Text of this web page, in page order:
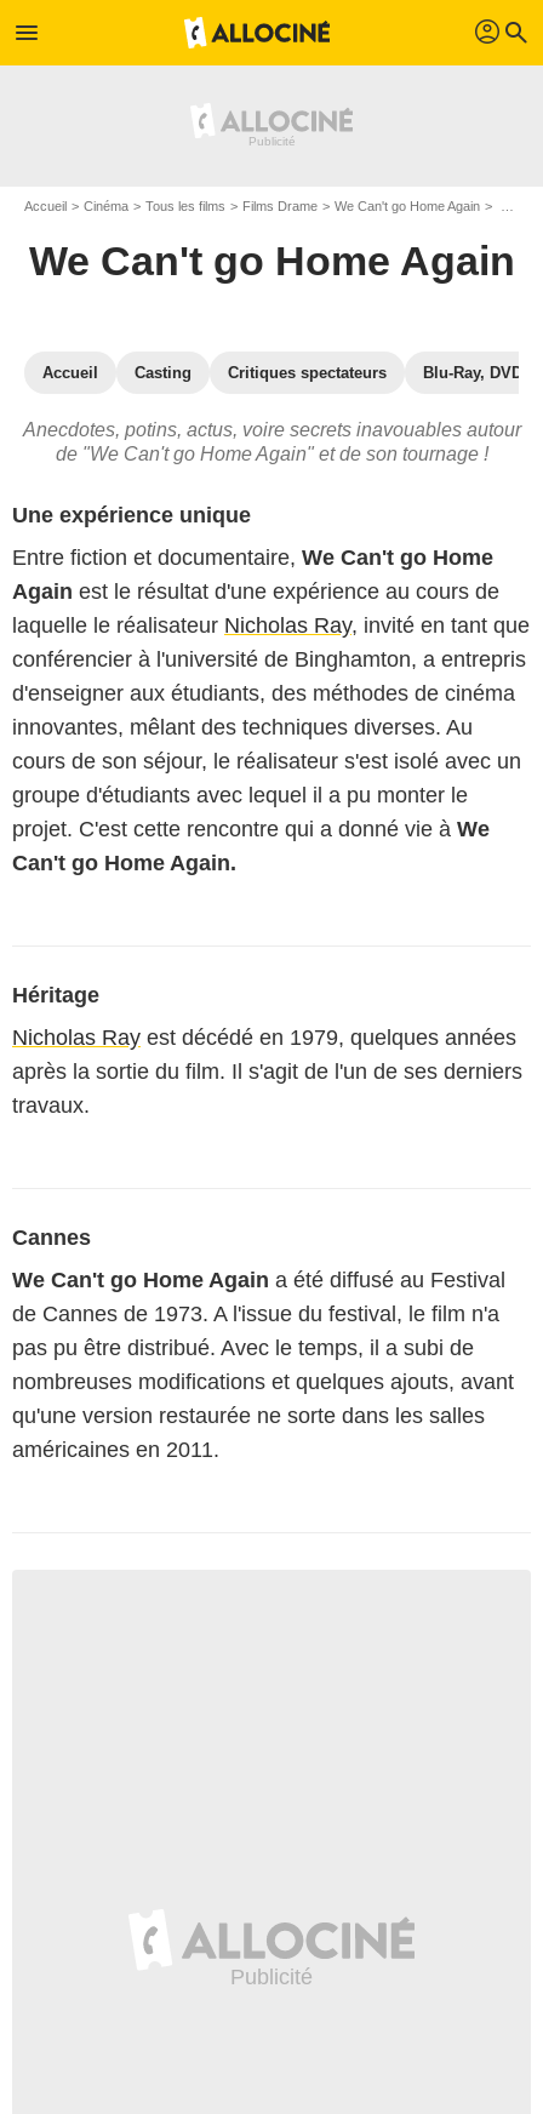
menu profil search
Accueil Cinéma Tous les films Films Drame We Can't go Home Again
We Can't go Home Again
Accueil Casting Critiques spectateurs Blu-Ray, DVD
Anecdotes, potins, actus, voire secrets inavouables autour
de "We Can't go Home Again" et de son tournage !
Une expérience unique
Entre fiction et documentaire, We Can't go Home
Again est le résultat d'une expérience au cours de
laquelle le réalisateur Nicholas Ray, invité en tant que
conférencier à l'université de Binghamton, a entrepris
d'enseigner aux étudiants, des méthodes de cinéma
innovantes, mêlant des techniques diverses. Au
cours de son séjour, le réalisateur s'est isolé avec un
groupe d'étudiants avec lequel il a pu monter le
projet. C'est cette rencontre qui a donné vie à We
Can't go Home Again.
Héritage
Nicholas Ray est décédé en 1979, quelques années
après la sortie du film. Il s'agit de l'un de ses derniers
travaux.
Cannes
We Can't go Home Again a été diffusé au Festival
de Cannes de 1973. A l'issue du festival, le film n'a
pas pu être distribué. Avec le temps, il a subi de
nombreuses modifications et quelques ajouts, avant
qu'une version restaurée ne sorte dans les salles
américaines en 2011.